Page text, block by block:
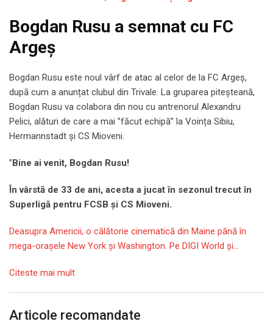
Bogdan Rusu a semnat cu FC
Argeș
Bogdan Rusu este noul vârf de atac al celor de la FC Argeș,
după cum a anunțat clubul din Trivale. La gruparea piteșteană,
Bogdan Rusu va colabora din nou cu antrenorul Alexandru
Pelici, alături de care a mai ”făcut echipă” la Voința Sibiu,
Hermannstadt și CS Mioveni.
”Bine ai venit, Bogdan Rusu!
În vârstă de 33 de ani, acesta a jucat în sezonul trecut în
Superligă pentru FCSB și CS Mioveni.
Deasupra Americii, o călătorie cinematică din Maine pănă în
mega-orașele New York și Washington. Pe DIGI World și…
Citeste mai mult
Articole recomandate